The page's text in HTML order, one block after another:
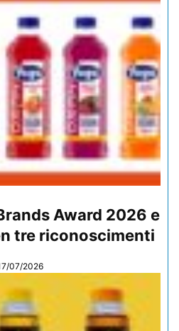
Award 2026 e
tre riconoscimenti
07/2026